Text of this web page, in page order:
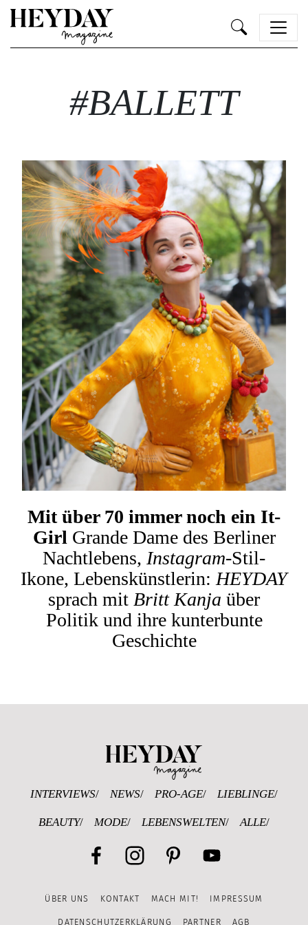
#BALLETT
Mit über 70 immer noch ein It-
Girl Grande Dame des Berliner
Nachtlebens, Instagram-Stil-
Ikone, Lebenskünstlerin: HEYDAY
sprach mit Britt Kanja über
Politik und ihre kunterbunte
Geschichte
INTERVIEWS NEWS PRO-AGE LIEBLINGE
BEAUTY MODE LEBENSWELTEN ALLE
Channel
ÜBER UNS KONTAKT MACH MIT! IMPRESSUM
DATENSCHUTZERKLÄRUNG PARTNER AGB